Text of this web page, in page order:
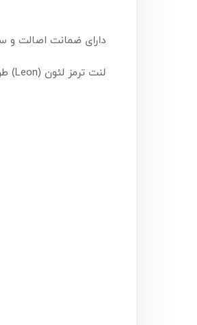
دارای ضمانت اصالت و
لنت ترمز لئون (Leon) طراحی و تولید شده توسط کشور چین و تاییدیه سازمان استاندارد ایران ، دارای ایزو 9001، ایزو 1649 و تاییدیه IQNet و